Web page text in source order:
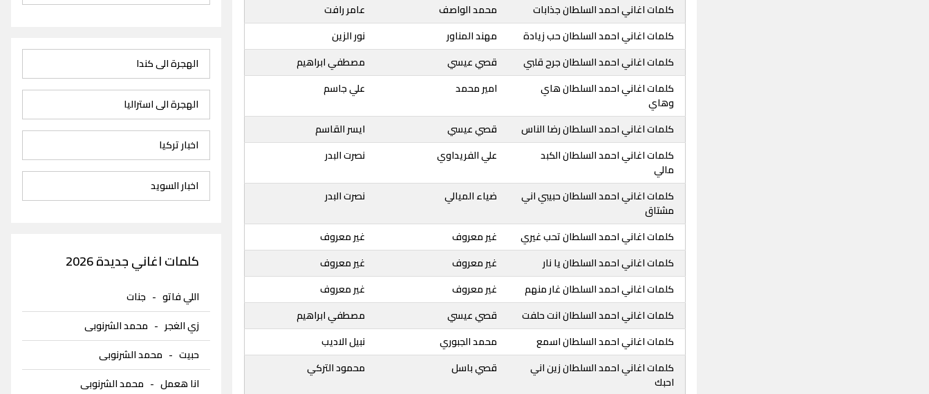
كلمات اغاني احمد السلطان جذابات
محمد الواصف
عامر رافت
كلمات اغاني احمد السلطان حب زيادة
مهند المناور
نور الزين
كلمات اغاني احمد السلطان جرح قلبي
قصي عيسي
مصطفي ابراهيم
كلمات اغاني احمد السلطان هاي
وهاي
امير محمد علي جاسم
كلمات اغاني احمد السلطان رضا الناس قصي عيسي
ايسر القاسم
كلمات اغاني احمد السلطان الكبد
مالي
علي الفريداوي نصرت البدر
كلمات اغاني احمد السلطان حبيبي اني
مشتاق
ضياء الميالي نصرت البدر
كلمات اغاني احمد السلطان تحب غيري غير معروف
غير معروف
كلمات اغاني احمد السلطان يا نار
غير معروف
غير معروف
كلمات اغاني احمد السلطان غار منهم
غير معروف
غير معروف
كلمات اغاني احمد السلطان انت حلفت
قصي عيسي
مصطفي ابراهيم
كلمات اغاني احمد السلطان اسمع
محمد الجبوري
نبيل الاديب
كلمات اغاني احمد السلطان زين اني
احبك
قصي باسل محمود التركي
الهجرة الى كندا
الهجرة الى استراليا
اخبار تركيا
اخبار السويد
كلمات اغاني جديدة 2026
اللي فاتو- جنات
زي الغجر - محمد الشرنوبى
حبيت- محمد الشرنوبى
انا هعمل- محمد الشرنوبى